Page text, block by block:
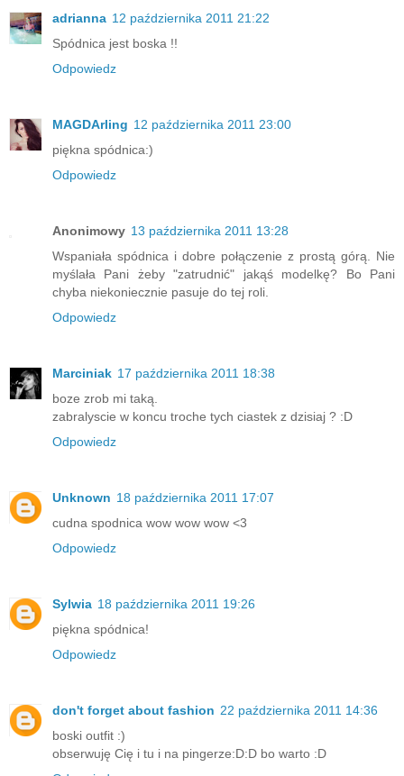
adrianna 12 października 2011 21:22
Spódnica jest boska !!
Odpowiedz
MAGDArling 12 października 2011 23:00
piękna spódnica:)
Odpowiedz
Anonimowy 13 października 2011 13:28
Wspaniała spódnica i dobre połączenie z prostą górą. Nie
myślała Pani żeby "zatrudnić" jakąś modelkę? Bo Pani
chyba niekoniecznie pasuje do tej roli.
Odpowiedz
Marciniak 17 października 2011 18:38
boze zrob mi taką.
zabralyscie w koncu troche tych ciastek z dzisiaj ? :D
Odpowiedz
Unknown 18 października 2011 17:07
cudna spodnica wow wow wow <3
Odpowiedz
Sylwia 18 października 2011 19:26
piękna spódnica!
Odpowiedz
don't forget about fashion 22 października 2011 14:36
boski outfit :)
obserwuję Cię i tu i na pingerze:D:D bo warto :D